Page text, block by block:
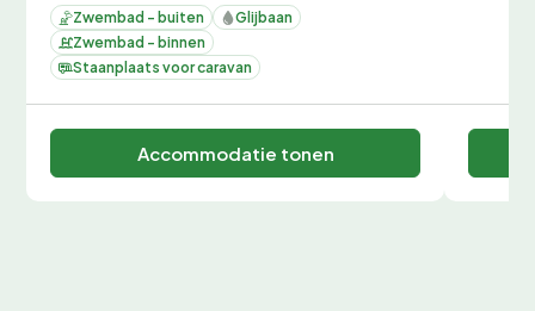
Zwembad - buiten
Glijbaan
Zwembad - binnen
Staanplaats voor caravan
Accommodatie tonen